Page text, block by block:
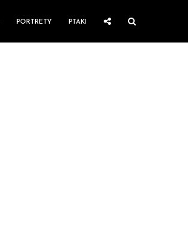
PORTRETY PTAKI